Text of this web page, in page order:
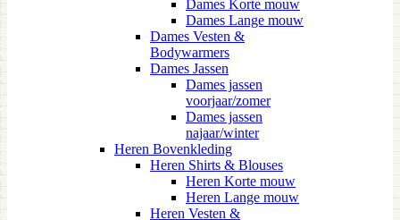
Dames Korte mouw
Dames Lange mouw
Dames Vesten &
Bodywarmers
Dames Jassen
Dames jassen
voorjaar/zomer
Dames jassen
najaar/winter
Heren Bovenkleding
Heren Shirts & Blouses
Heren Korte mouw
Heren Lange mouw
Heren Vesten &